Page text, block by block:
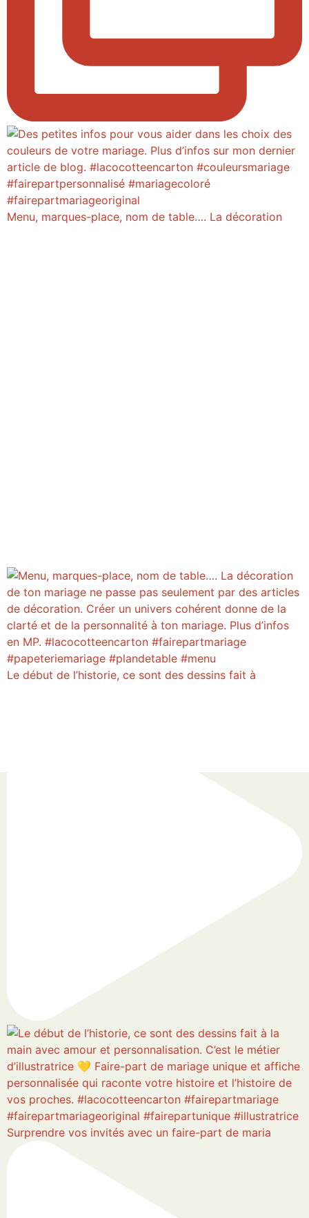
Menu, marques-place, nom de table…. La décoration
Le début de l’historie, ce sont des dessins fait à
Surprendre vos invités avec un faire-part de maria